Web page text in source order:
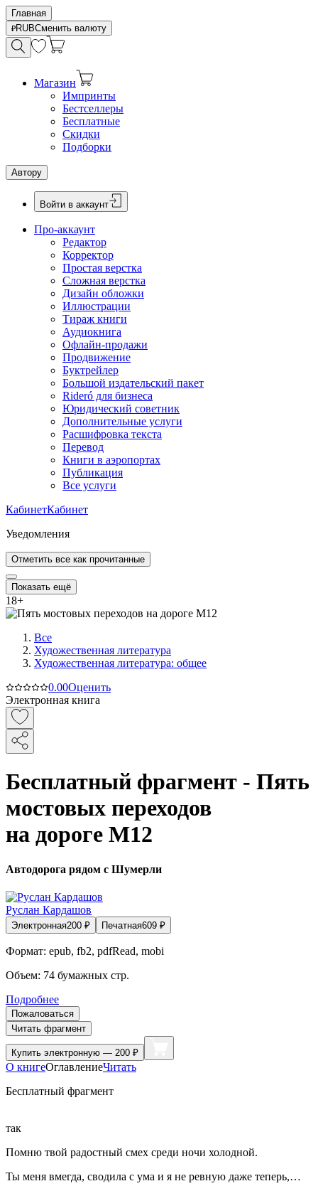
Главная
RUBСменить валюту
Магазин
Импринты
Бестселлеры
Бесплатные
Скидки
Подборки
Автору
Войти в аккаунт
Про-аккаунт
Редактор
Корректор
Простая верстка
Сложная верстка
Дизайн обложки
Иллюстрации
Тираж книги
Аудиокнига
Офлайн-продажи
Продвижение
Буктрейлер
Большой издательский пакет
Rideró для бизнеса
Юридический советник
Дополнительные услуги
Расшифровка текста
Перевод
Книги в аэропортах
Публикация
Все услуги
КабинетКабинет
Уведомления
Отметить все как прочитанные
Показать ещё
18+
Все
Художественная литература
Художественная литература: общее
0.00Оценить
Электронная книга
Бесплатный фрагмент - Пять
мостовых переходов
на дороге М12
Автодорога рядом с Шумерли
Руслан Кардашов
Электронная200 ₽ Печатная609 ₽
Формат: epub, fb2, pdfRead, mobi
Объем: 74 бумажных стр.
Подробнее
Пожаловаться
Читать фрагмент
Купить электронную — 200 ₽
О книгеОглавлениеЧитать
Бесплатный фрагмент
так
Помню твой радостный смех среди ночи холодной.
Ты меня вмегда, сводила с ума и я не ревную даже теперь,…